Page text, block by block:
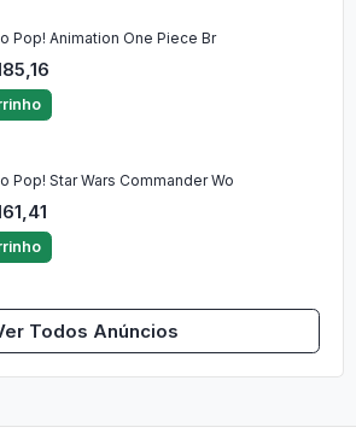
Pop! Animation One Piece Br
Pop! Star Wars Commander Wo
Todos Anúncios